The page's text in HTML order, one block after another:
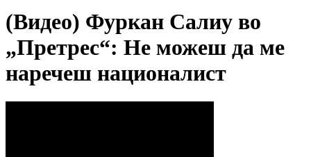
(Видео) Фуркан Салиу во
„Претрес“: Не можеш да ме
наречеш националист